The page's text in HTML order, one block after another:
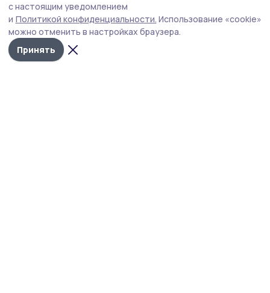
с настоящим уведомлением
и Политикой конфиденциальности. Использование «cookie»
можно отменить в настройках браузера.
Принять